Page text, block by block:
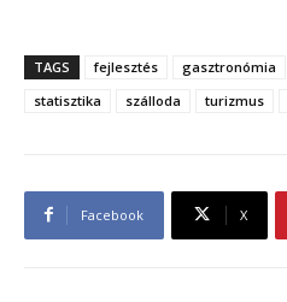
TAGS fejlesztés gasztronómia
statisztika
szálloda turizmus
Facebook X